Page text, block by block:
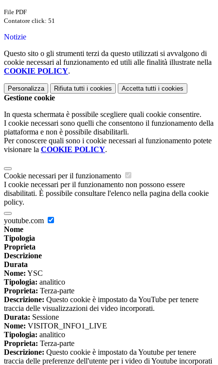
File PDF
Contatore click: 51
Notizie
Questo sito o gli strumenti terzi da questo utilizzati si avvalgono di
cookie necessari al funzionamento ed utili alle finalità illustrate nella
COOKIE POLICY.
Personalizza Rifiuta tutti i cookies Accetta tutti i cookies
Gestione cookie
In questa schermata è possibile scegliere quali cookie consentire.
I cookie necessari sono quelli che consentono il funzionamento della
piattaforma e non è possibile disabilitarli.
Per conoscere quali sono i cookie necessari al funzionamento potete
visionare la COOKIE POLICY.
Cookie necessari per il funzionamento
I cookie necessari per il funzionamento non possono essere
disabilitati. È possibile consultare l'elenco nella pagina della cookie
policy.
youtube.com
Nome
Tipologia
Proprieta
Descrizione
Durata
Nome: YSC
Tipologia: analitico
Proprieta: Terza-parte
Descrizione: Questo cookie è impostato da YouTube per tenere
traccia delle visualizzazioni dei video incorporati.
Durata: Sessione
Nome: VISITOR_INFO1_LIVE
Tipologia: analitico
Proprieta: Terza-parte
Descrizione: Questo cookie è impostato da Youtube per tenere
traccia delle preferenze dell'utente per i video di Youtube incorporati